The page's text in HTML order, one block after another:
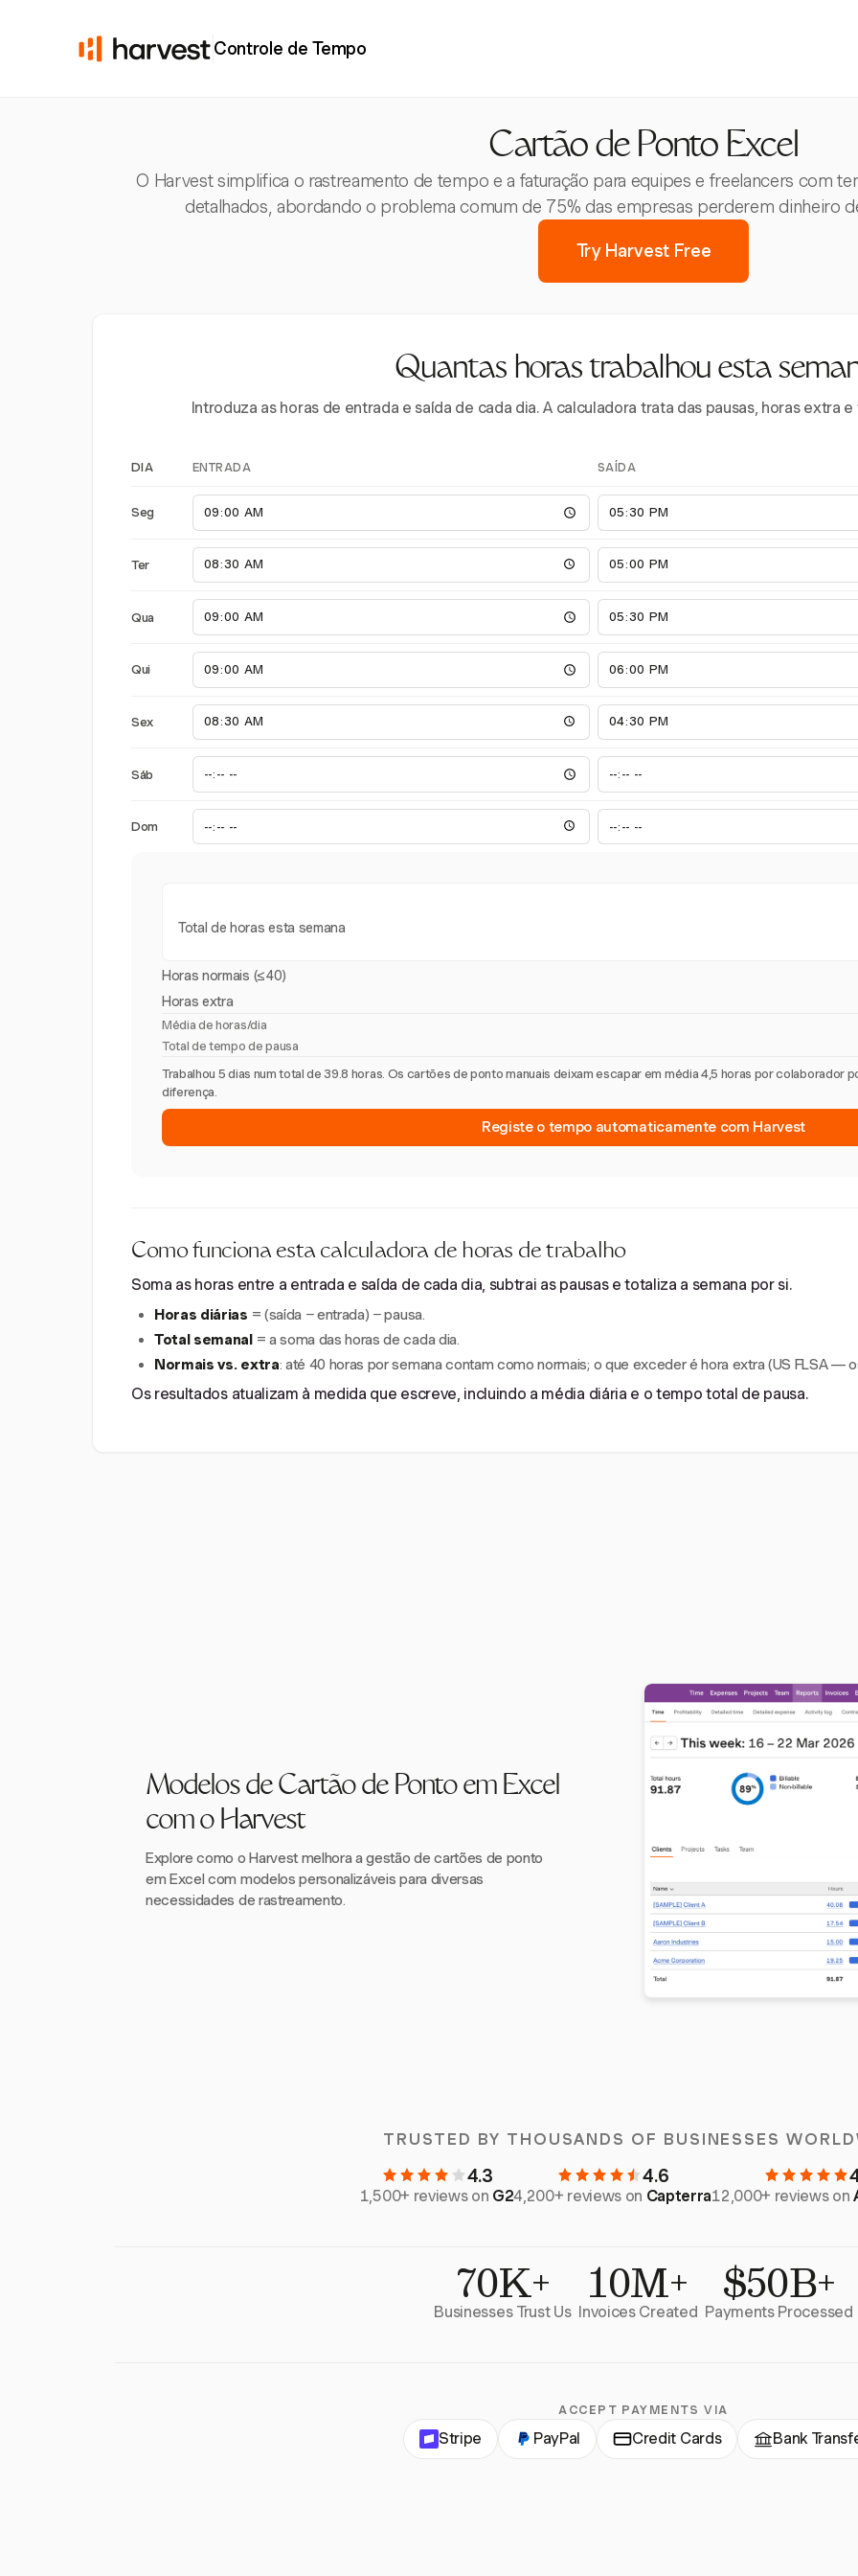
Controle de Tempo
Cartão de Ponto Excel
O Harvest simplifica o rastreamento de tempo e a faturação para equipes e freelancers com
detalhados, abordando o problema comum de 75% das empresas perderem dinheiro
Try Harvest Free
Quantas horas trabalhou esta
Introduza as horas de entrada e saída de cada dia. A calculadora trata das pausas, horas extra
DIA ENTRADA SAÍDA
Seg
Ter
Qua
Qui
Sex
Sáb
Dom
Total de horas esta semana
Horas normais (≤40)
Horas extra
Média de horas/dia
Total de tempo de pausa
Trabalhou 5 dias num total de 39.8 horas. Os cartões de ponto manuais deixam escapar em média 4,5 horas por colaborador
diferença.
Registe o tempo automaticamente com Harvest
Como funciona esta calculadora de horas de trabalho
Soma as horas entre a entrada e saída de cada dia, subtrai as pausas e totaliza a semana por si.
Horas diárias = (saída − entrada) − pausa.
Total semanal = a soma das horas de cada dia.
Normais vs. extra: até 40 horas por semana contam como normais; o que exceder é hora extra (US FLSA —
Os resultados atualizam à medida que escreve, incluindo a média diária e o tempo total de pausa.
Modelos de Cartão de Ponto em Excel
com o Harvest
Explore como o Harvest melhora a gestão de cartões de ponto
em Excel com modelos personalizáveis para diversas
necessidades de rastreamento.
TRUSTED BY THOUSANDS OF BUSINESSES
4.3
1,500+ reviews on G2
4.6
4,200+ reviews on Capterra12,000+ reviews on
70K+
Businesses Trust Us 10M+
Invoices Created $50B+
Payments Processed
ACCEPT PAYMENTS VIA
Stripe PayPal Credit Cards Bank